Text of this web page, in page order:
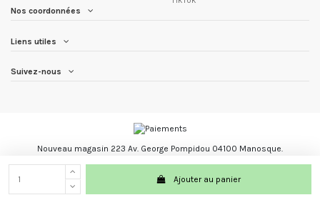
Ajouter au panier
Nos coordonnées
Liens utiles
Suivez-nous
Nouveau magasin 223 Av. George Pompidou 04100 Manosque.
Les Trésors du Brésil marque registré.